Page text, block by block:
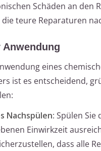
Schäden an den
teure Reparaturen
Anwendung
eines
ist es entscheidend,
Nachspülen: Spülen Sie
Einwirkzeit
dass alle